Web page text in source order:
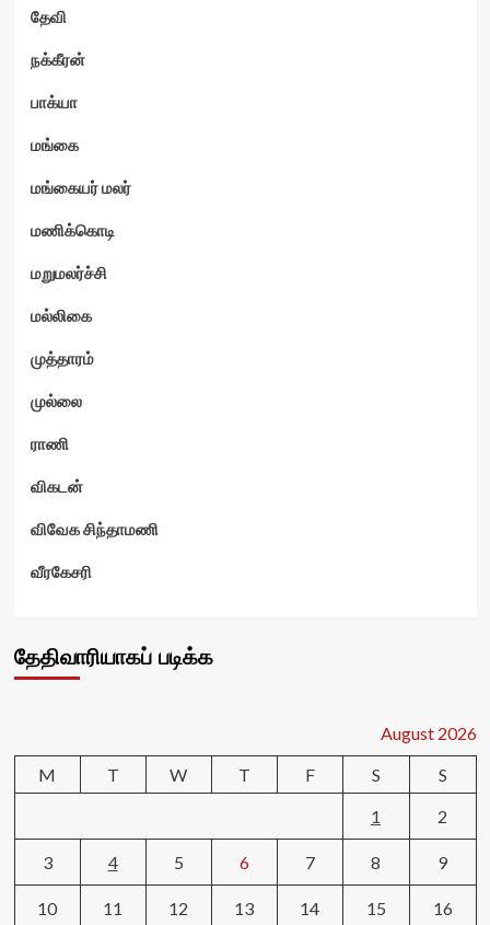
தேவி
நக்கீரன்
பாக்யா
மங்கை
மங்கையர் மலர்
மணிக்கொடி
மறுமலர்ச்சி
மல்லிகை
முத்தாரம்
முல்லை
ராணி
விகடன்
விவேக சிந்தாமணி
வீரகேசரி
தேதிவாரியாகப் படிக்க
August 2026
M
T W T F S
S
1
2
3 4 5 6 7 8 9
10 11 12 13 14 15 16